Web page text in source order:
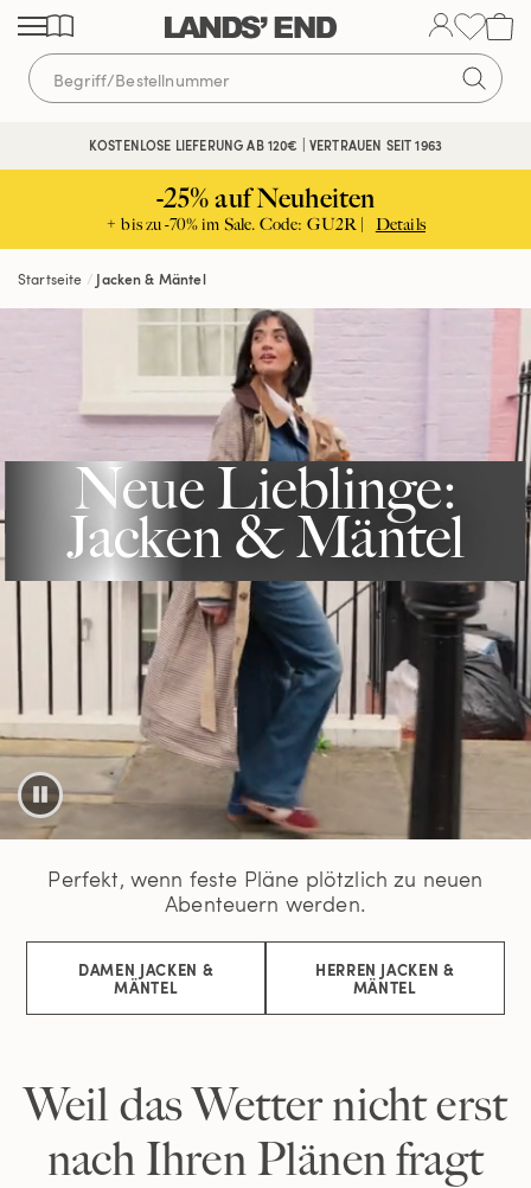
Direkt
zum
Inhalt
Direkt
zur
Navigation
Direkt
zur
Suche
KOSTENLOSE LIEFERUNG AB 120€ | VERTRAUEN SEIT 1963
-25% auf Neuheiten
+ bis zu -70% im Sale. Code: GU2R | Details
Startseite Jacken & Mäntel
Neue Lieblinge:
Jacken & Mäntel
Perfekt, wenn feste Pläne plötzlich zu neuen
Abenteuern werden.
DAMEN JACKEN &
MÄNTEL
HERREN JACKEN &
MÄNTEL
Weil das Wetter nicht erst
nach Ihren Plänen fragt